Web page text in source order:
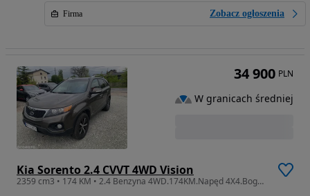
Firma Zobacz ogłoszenia
Kia Sorento 2.4 CVVT 4WD Vision
2359 cm3 • 174 KM • 2.4 Benzyna 4WD.174KM.Napęd 4X4.Bogata wersja. Zarejestrowany w PL.
34 900 PLN
W granicach średniej